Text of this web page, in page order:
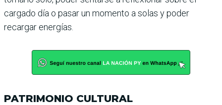
cargado día o pasar un momento a solas y poder
recargar ener­gías.
PATRIMONIO CULTURAL